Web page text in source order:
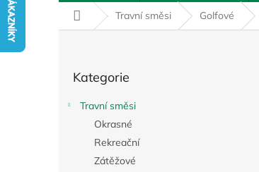
Domů Travní směsi Golfové
kategorie
Kategorie
Travní směsi
Okrasné
Rekreační
Zátěžové